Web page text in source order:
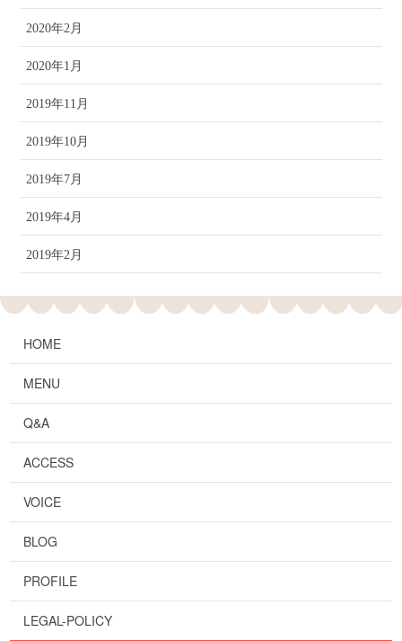
2020年2月
2020年1月
2019年11月
2019年10月
2019年7月
2019年4月
2019年2月
HOME
MENU
Q&A
ACCESS
VOICE
BLOG
PROFILE
LEGAL-POLICY